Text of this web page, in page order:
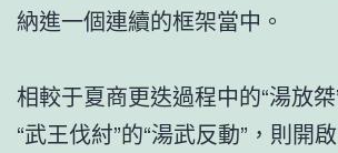
納進一個連續的框架當中。
相較于夏商更迭過程中的“湯放
“武王伐紂”的“湯武反動”，則開